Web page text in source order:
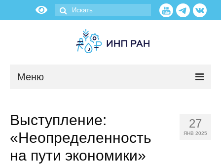
Меню
Об институте
27
ЯНВ 2025
Выступление:
«Неопределенность
на пути экономики»